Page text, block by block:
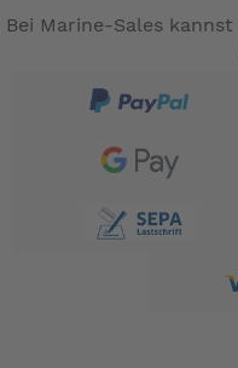
Bei Marine-Sales